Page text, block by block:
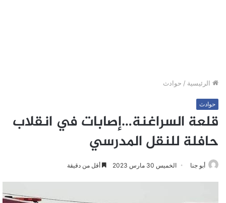
الرئيسية / حوادث
حوادث
قلعة السراغنة…إصابات في انقلاب
حافلة للنقل المدرسي
أبو جنا الخميس 30 مارس 2023 أقل من دقيقة